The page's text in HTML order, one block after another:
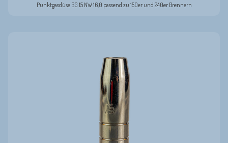
Punktgasdüse BG 15 NW 16,0 passend zu 150er und 240er Brennern